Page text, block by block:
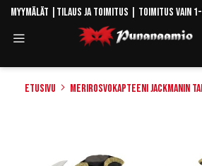
Skip
Content
Myymälät Tilaus ja toimitus | Toimitus vain
Etusivu Merirosvokapteeni Jackmanin